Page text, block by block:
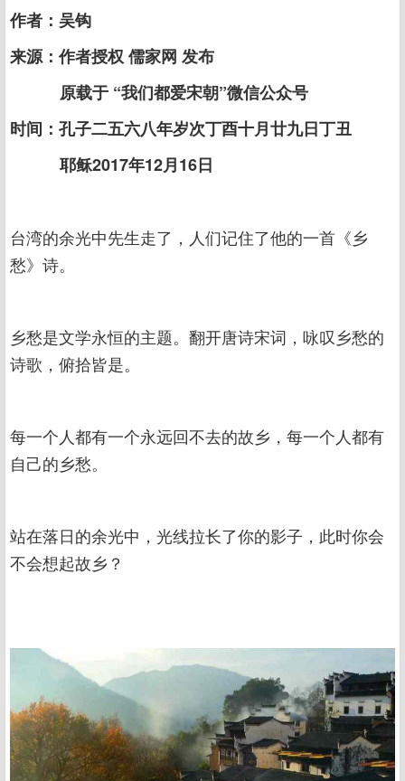
作者：吴钩
来源：作者授权 儒家网 发布
原载于 “我们都爱宋朝”微信公众号
时间：孔子二五六八年岁次丁酉十月廿九日丁丑
耶稣2017年12月16日
台湾的余光中先生走了，人们记住了他的一首《乡
愁》诗。
乡愁是文学永恒的主题。翻开唐诗宋词，咏叹乡愁的
诗歌，俯拾皆是。
每一个人都有一个永远回不去的故乡，每一个人都有
自己的乡愁。
站在落日的余光中，光线拉长了你的影子，此时你会
不会想起故乡？